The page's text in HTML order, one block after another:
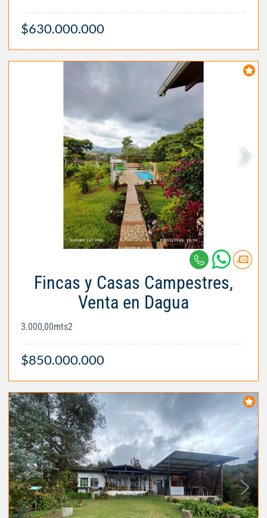
$630.000.000
Fincas y Casas Campestres,
Venta en Dagua
3.000,00mts2
$850.000.000